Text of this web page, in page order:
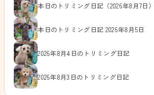
本日のトリミング日記（2026年8月7日）
本日のトリミング日記 2026年8月5日
2026年8月4日のトリミング日記
2026年8月3日のトリミング日記